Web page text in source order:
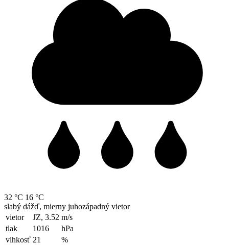
32 °C 16 °C
slabý dážď, mierny juhozápadný vietor
vietor
JZ, 3.52 m/s
tlak
1016
hPa
vlhkosť 21 %